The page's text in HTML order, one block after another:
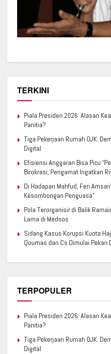
TERKINI
Piala Presiden 2026: Alasan
Panitia?
Tiga Pekerjaan Rumah OJK:
Digital
Efisiensi Anggaran Bisa Picu
Birokrasi, Pengamat Ingatkan
Di Hadapan Mahfud, Feri
Kesombongan Penguasa”
Pola Terorganisir di Balik
Lama di Medsos
Sidang Kasus Korupsi Kuota
Qoumas dan Cs Dimulai Pekan
TERPOPULER
Piala Presiden 2026: Alasan
Panitia?
Tiga Pekerjaan Rumah OJK:
Digital